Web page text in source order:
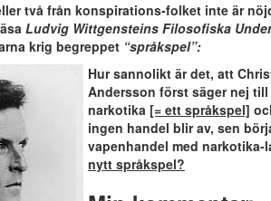
två från konspirations-folket inte är
Ludvig Wittgensteins Filosofiska
krig begreppet “språkspel”:
Hur sannolikt är det, att
Andersson först säger nej
narkotika [= ett språkspel]
ingen handel blir av, sen
vapenhandel med narkotika-
nytt språkspel?